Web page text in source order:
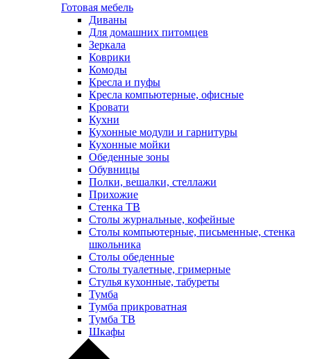
Готовая мебель
Диваны
Для домашних питомцев
Зеркала
Коврики
Комоды
Кресла и пуфы
Кресла компьютерные, офисные
Кровати
Кухни
Кухонные модули и гарнитуры
Кухонные мойки
Обеденные зоны
Обувницы
Полки, вешалки, стеллажи
Прихожие
Стенка ТВ
Столы журнальные, кофейные
Столы компьютерные, письменные, стенка
школьника
Столы обеденные
Столы туалетные, гримерные
Стулья кухонные, табуреты
Тумба
Тумба прикроватная
Тумба ТВ
Шкафы